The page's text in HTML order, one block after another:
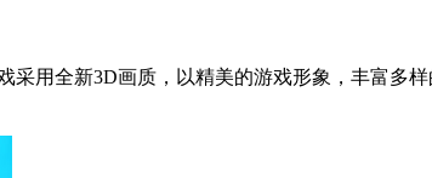
采用全新3D画质，以精美的游戏形象，丰富多